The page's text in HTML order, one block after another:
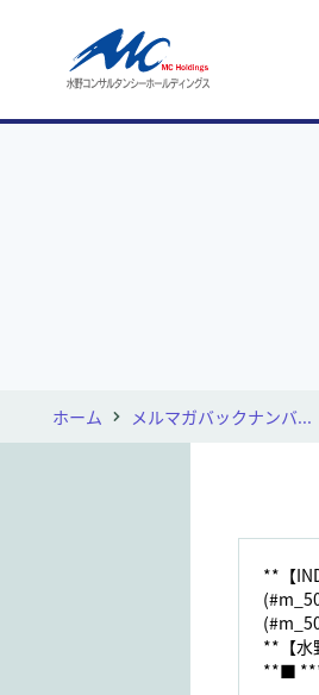
ホーム メルマガバックナンバ...
**【
**【水
**■